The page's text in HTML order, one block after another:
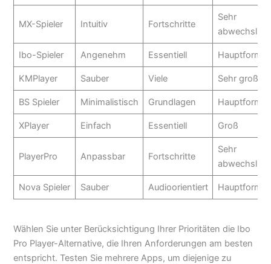
MX-Spieler Intuitiv Fortschritte
Sehr
Ibo-Spieler Angenehm Essentiell
KMPlayer Sauber Viele Sehr groß
BS Spieler Minimalistisch Grundlagen
XPlayer Einfach Essentiell Groß
PlayerPro Anpassbar Fortschritte
Sehr
Nova Spieler Sauber Audioorientiert
Wählen Sie unter Berücksichtigung Ihrer Prioritäten die Ibo
Pro Player-Alternative, die Ihren Anforderungen am besten
entspricht. Testen Sie mehrere Apps, um diejenige zu